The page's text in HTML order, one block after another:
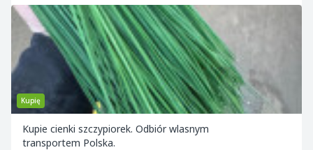
Kupię
Kupie cienki szczypiorek. Odbiór wlasnym
transportem Polska.